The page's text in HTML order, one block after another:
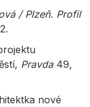
/ Plzeň. Profil
Pravda49,
nové